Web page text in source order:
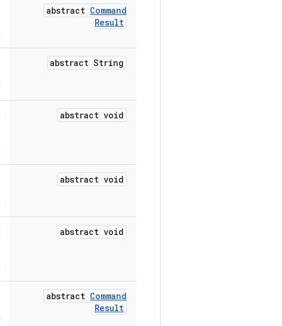
abstract Command
Result
abstract String
abstract void
abstract void
abstract void
abstract Command
Result